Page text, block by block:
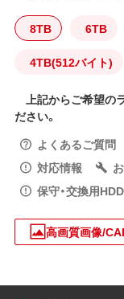
8TB 6TB
4TB(512バイト)
上記からご希望の
ださい。
よくあるご質問
対応情報
保守・交換用HDD
高画質画像/